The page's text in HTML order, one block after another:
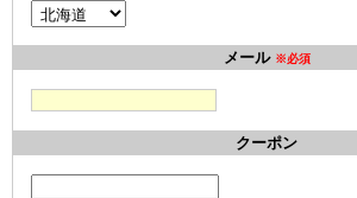
メール ※必須
クーポン